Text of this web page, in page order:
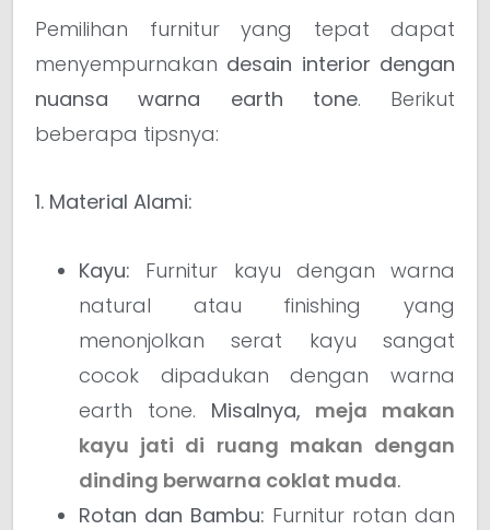
Pemilihan furnitur yang tepat dapat
menyempurnakan desain interior dengan
nuansa warna earth tone. Berikut
beberapa tipsnya:
1. Material Alami:
Kayu: Furnitur kayu dengan warna
natural atau finishing yang
menonjolkan serat kayu sangat
cocok dipadukan dengan warna
earth tone. Misalnya, meja makan
kayu jati di ruang makan dengan
dinding berwarna coklat muda.
Rotan dan Bambu: Furnitur rotan dan